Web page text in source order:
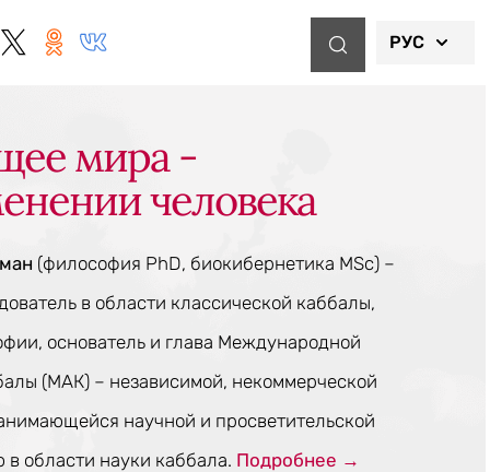
РУС
мира -
человека
(философия PhD, биокибернетика MSc) –
в области классической каббалы,
основатель и глава Международной
(МАК) – независимой, некоммерческой
научной и просветительской
в области науки каббала. Подробнее →